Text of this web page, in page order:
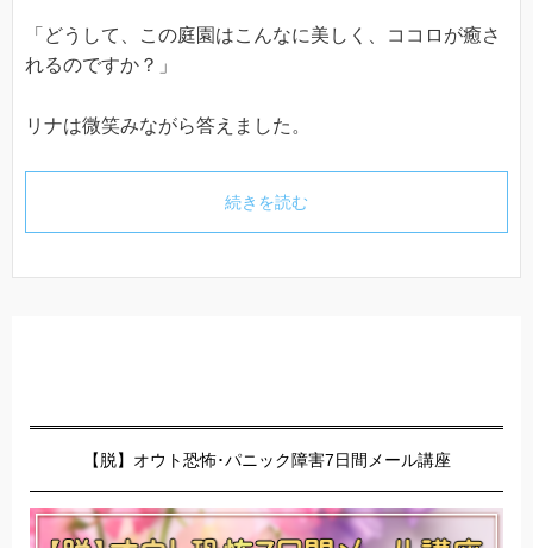
「どうして、この庭園はこんなに美しく、ココロが癒さ
れるのですか？」
リナは微笑みながら答えました。
続きを読む
【脱】オウト恐怖･パニック障害7日間メール講座